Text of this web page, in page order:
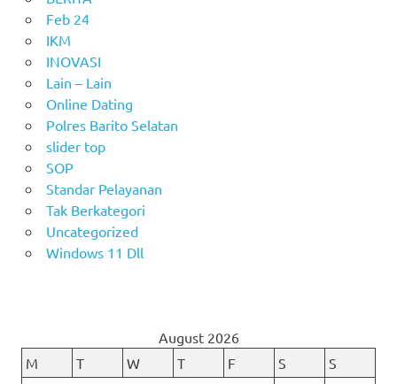
Feb 24
IKM
INOVASI
Lain – Lain
Online Dating
Polres Barito Selatan
slider top
SOP
Standar Pelayanan
Tak Berkategori
Uncategorized
Windows 11 Dll
August 2026
M
T W T F S
S